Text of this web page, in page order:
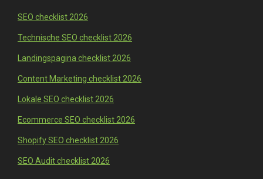
SEO checklist 2026
Technische SEO checklist 2026
Landingspagina checklist 2026
Content Marketing checklist 2026
Lokale SEO checklist 2026
Ecommerce SEO checklist 2026
Shopify SEO checklist 2026
SEO Audit checklist 2026